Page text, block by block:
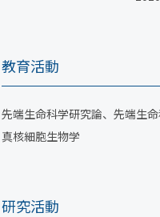
教育活動
先端生命科学研究論、先端生
真核細胞生物学
研究活動